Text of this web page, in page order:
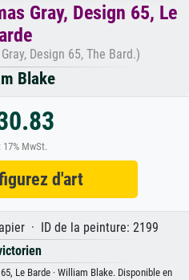
Gray, Design 65, Le
Design 65, The Bard.)
Blake
17% MwSt.
d'art
· ID de la peinture: 2199
Le Barde · William Blake. Disponible en